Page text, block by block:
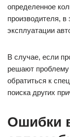
определенное
производителя, в
эксплуатации
В случае, если
решают проблему
обратиться к
поиска других
Ошибки